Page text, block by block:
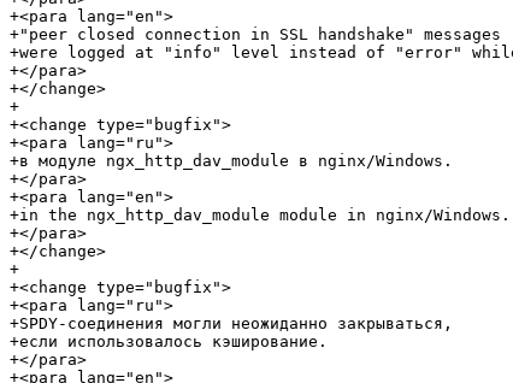
+<para lang="en">
+"peer closed connection in SSL handshake" messages
+were logged at "info" level instead of "error" while
+</para>
+</change>
+
+<change type="bugfix">
+<para lang="ru">
+в модуле ngx_http_dav_module в nginx/Windows.
+</para>
+<para lang="en">
+in the ngx_http_dav_module module in nginx/Windows.
+</para>
+</change>
+
+<change type="bugfix">
+<para lang="ru">
+SPDY-соединения могли неожиданно закрываться,
+если использовалось кэширование.
+</para>
+<para lang="en">